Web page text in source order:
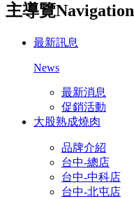
主導覽Navigation
最新訊息
News
最新消息
促銷活動
大股熟成燒肉
品牌介紹
台中-總店
台中-中科店
台中-北屯店